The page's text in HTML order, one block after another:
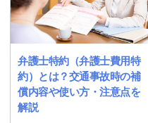
弁護士特約（弁護士費用特
約）とは？交通事故時の補
償内容や使い方・注意点を
解説